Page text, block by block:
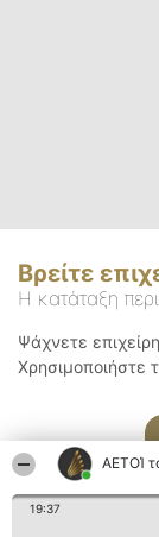
ΑΕΤΟΊ
19:37
Βρείτε
Η κατάταξη
Ψάχνετε
Χρησιμοποιήστε